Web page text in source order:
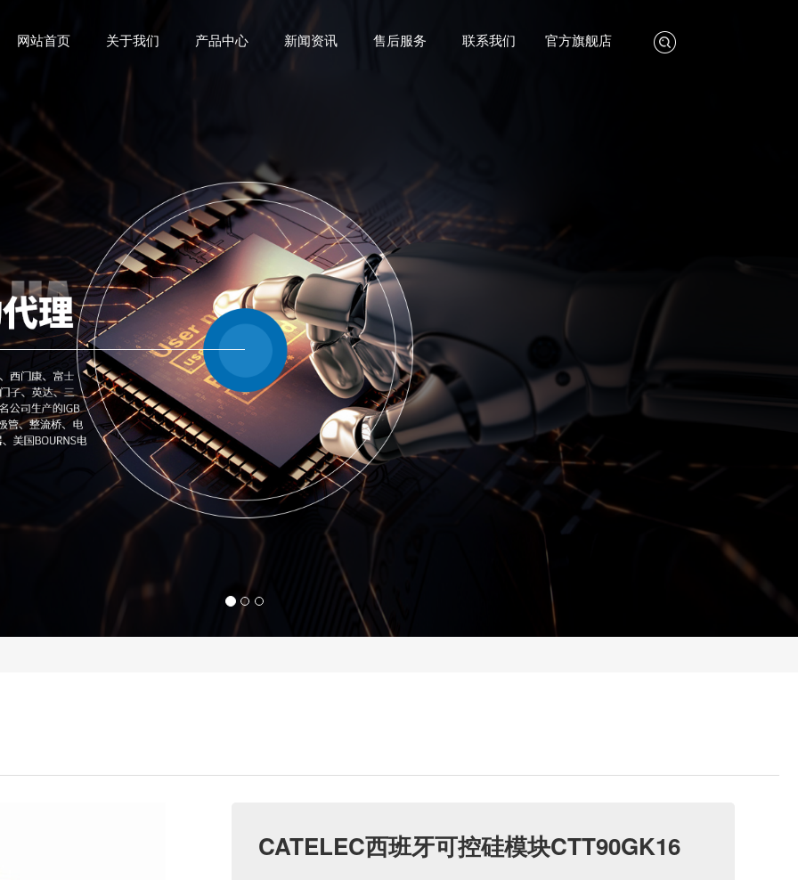
网站首页 关于我们 产品中心 新闻资讯 售后服务 联系我们 官方旗舰店
CATELEC西班牙可控硅模块CTT90GK16